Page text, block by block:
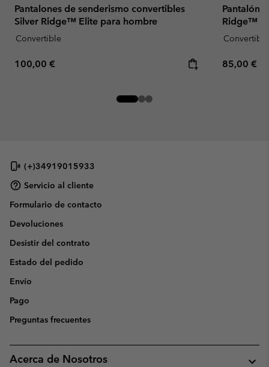
Pantalones de senderismo convertibles
Silver Ridge™ Elite para hombre
Convertible
Regular price:
100,00 €
Pantalón
Ridge™
Convertible
Regular
85,00 €
(+)34919015933
Servicio al cliente
Formulario de contacto
Devoluciones
Desistir del contrato
Estado del pedido
Envío
Pago
Preguntas frecuentes
Acerca de Nosotros